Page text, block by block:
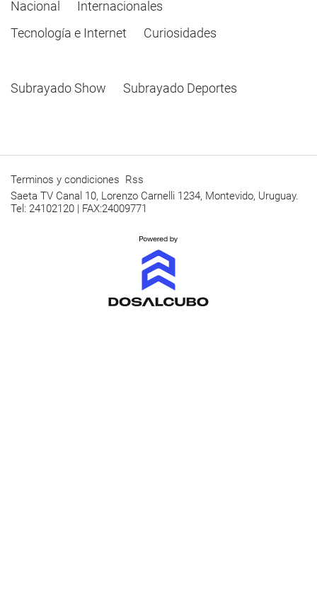
Nacional
Internacionales
Tecnología e Internet
Curiosidades
Subrayado Show Subrayado Deportes
Terminos y condiciones Rss
Saeta TV Canal 10, Lorenzo Carnelli 1234, Montevido, Uruguay.
Tel: 24102120 | FAX:24009771